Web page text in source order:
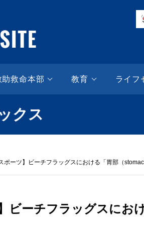
LIFESAVING SITE | 日本ラ
助救命本部 教育 ライフ
クス
ポーツ】ビーチフラッグスにおける「胃部（
ビーチフラッグスに